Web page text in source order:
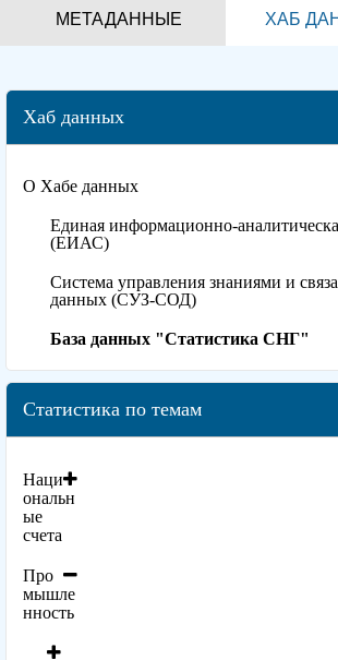
МЕТАДАННЫЕ ХАБ
Хаб данных
О Хабе данных
Единая информационно-
(ЕИАС)
Система управления знаниями и
данных (СУЗ-СОД)
База данных "Статистика СНГ"
Статистика по темам
Наци
ональн
ые
счета
Про
мышле
нность